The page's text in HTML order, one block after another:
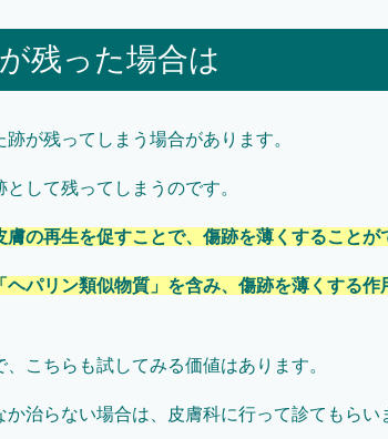
残った場合は
が残ってしまう場合があります。
して残ってしまうのです。
の再生を促すことで、傷跡を薄くすることが
ヘパリン類似物質」を含み、傷跡を薄くする作
こちらも試してみる価値はあります。
治らない場合は、皮膚科に行って診てもらい